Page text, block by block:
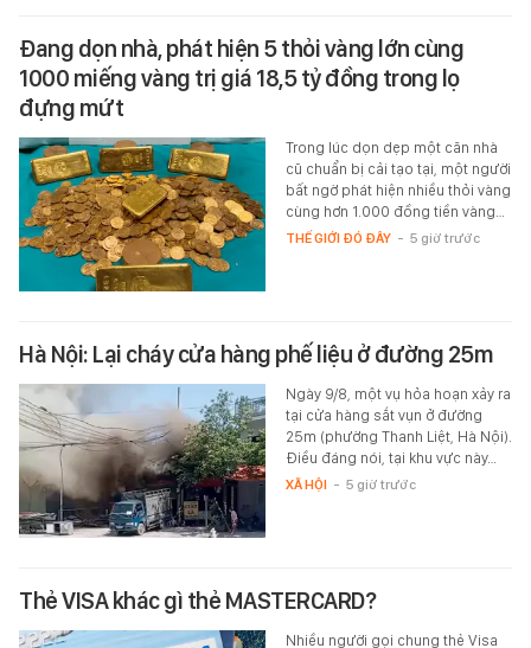
Đang dọn nhà, phát hiện 5 thỏi vàng lớn cùng
1000 miếng vàng trị giá 18,5 tỷ đồng trong lọ
đựng mứt
Trong lúc dọn dẹp một căn nhà
cũ chuẩn bị cải tạo tại, một người
bất ngờ phát hiện nhiều thỏi vàng
cùng hơn 1.000 đồng tiền vàng…
THẾ GIỚI ĐÓ ĐÂY - 5 giờ trước
Hà Nội: Lại cháy cửa hàng phế liệu ở đường 25m
Ngày 9/8, một vụ hỏa hoạn xảy ra
tại cửa hàng sắt vụn ở đường
25m (phường Thanh Liệt, Hà Nội).
Điều đáng nói, tại khu vực này…
XÃ HỘI - 5 giờ trước
Thẻ VISA khác gì thẻ MASTERCARD?
Nhiều người gọi chung thẻ Visa